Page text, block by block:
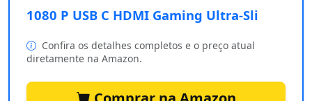
1080 P USB C HDMI Gaming Ultra-Sli
Confira os detalhes completos e o preço atual
diretamente na Amazon.